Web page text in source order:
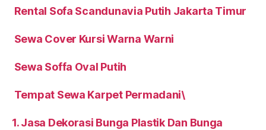
Rental Sofa Scandunavia Putih Jakarta Timur
Sewa Cover Kursi Warna Warni
Sewa Soffa Oval Putih
Tempat Sewa Karpet Permadani\
1. Jasa Dekorasi Bunga Plastik Dan Bunga